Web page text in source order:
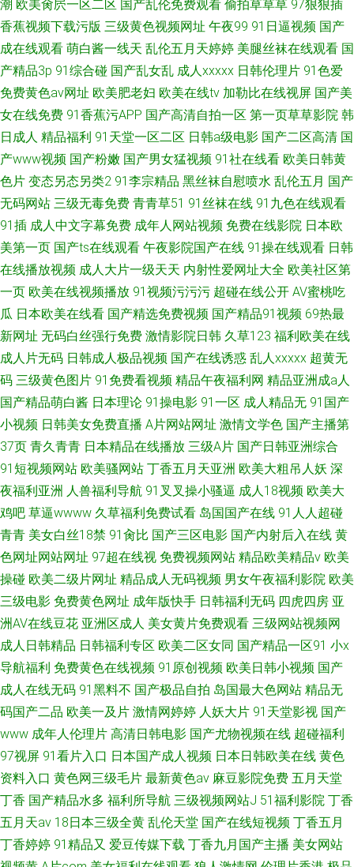
潮 欧美肏屄一区二区 国产乱伦免费观看 偷拍草草草 97狠狠插
香蕉视频下载污版 三级黄色视频网址 午夜99 91日逼视频 国产
成在线观看 萌白酱一线天 乱伦五月天婷婷 美腿丝袜在线观看 国
产精品3p 91综合碰 国产乱女乱 成人xxxxx 日韩伦理片 91色爱
免费黄色av网址 欧美肥老妇 欧美在线tv 加勒比在线视屏 国产美
女在线免费 91香蕉污APP 国产高清自拍一区 第一页草草影院 韩
日成人 精品福利 91天堂一区二区 日韩a级电影 国产二区高清 国
产www视频 国产粉嫩 国产男女猛视频 91社在线看 欧美日韩黄
色片 变态另态另类2 91李宗精品 黑丝袜自慰喷水 乱伦五月 国产
无码网站 三级无毒免费 青青草51 91丝袜在线 91九色在线观看
91插 成人中文字幕免费 成年人网站视频 免费在线影院 日本欧
美第一页 国产ts在线观看 午夜影院国产在线 91操在线观看 日韩
在线播放视频 成人大片一级天天 内射性爱网址大全 欧美社区第
一页 欧美在线视频播放 91视频污污污 超碰在线公开 AV蜜桃吃
瓜 日本欧美在线看 国产精选免费视频 国产精品91视频 69热最
新网址 无码白丝强行免费 激情影院日韩 久草123 福利欧美在线
成人片无码 日韩成人极品视频 国产在线诱惑 乱人xxxxx 超黄无
码 三级黄色图片 91免费看视频 精品午夜福利网 精品亚洲成a人
国产精品萌白酱 日本理论 91操电影 91一区 成人精品无 91国产
小视频 日韩美女免费直播 A片网站网址 激情文学色 国产主播第
37页 青久青青 日本精品在线播放 三级A片 国产日韩亚洲综合
91短视频网站 欧美骚网站 丁香五月天亚洲 欧美大粗吊人妖 深
夜福利亚洲 人兽福利导航 91叉叉操小骚逼 成人18视频 欧美大
鸡吧 草逼wwww 久草福利免费试看 岛国国产在线 91人人超碰
青青 美女白丝18禁 91肏比 国产三区电影 国产内射后入在线 黄
色网址网站网址 97超在线视 免费视频网站 精品欧美精品v 欧美
操碰 欧美二级片网址 精品成人无码视频 男女午夜福利影院 欧美
三级电影 免费黄色网址 成年版快手 日韩福利无码 四虎四房 亚
洲AV在线豆花 亚洲区成人 美女黄片免费观看 三级网站视频网
成人日韩精品 日韩福利专区 欧美二区女同 国产精品一区91 小x
导航福利 免费黄色在线视频 91原创视频 欧美日韩小视频 国产
成人在线无码 91黑料不 国产极品自拍 岛国最大色网站 精品无
码国产二品 欧美一及片 激情网婷婷 人妖大片 91天堂影视 国产
www 成年人伦理片 高清日韩电影 国产尤物视频在线 超碰福利
97视屏 91看片入口 日本国产成人视频 日本日韩欧美在线 黄色
资料入口 黄色网三级毛片 最新黄色av 麻豆影院免费 五月天堂
丁香 国产精品水多 福利所导航 三级视频网站J 51福利影院 丁香
五月天av 18日本三级全黄 乱伦天堂 国产在线短视频 丁香五月
丁香婷婷 91精品又 爱豆传媒下载 丁香九月国产主播 美女网站